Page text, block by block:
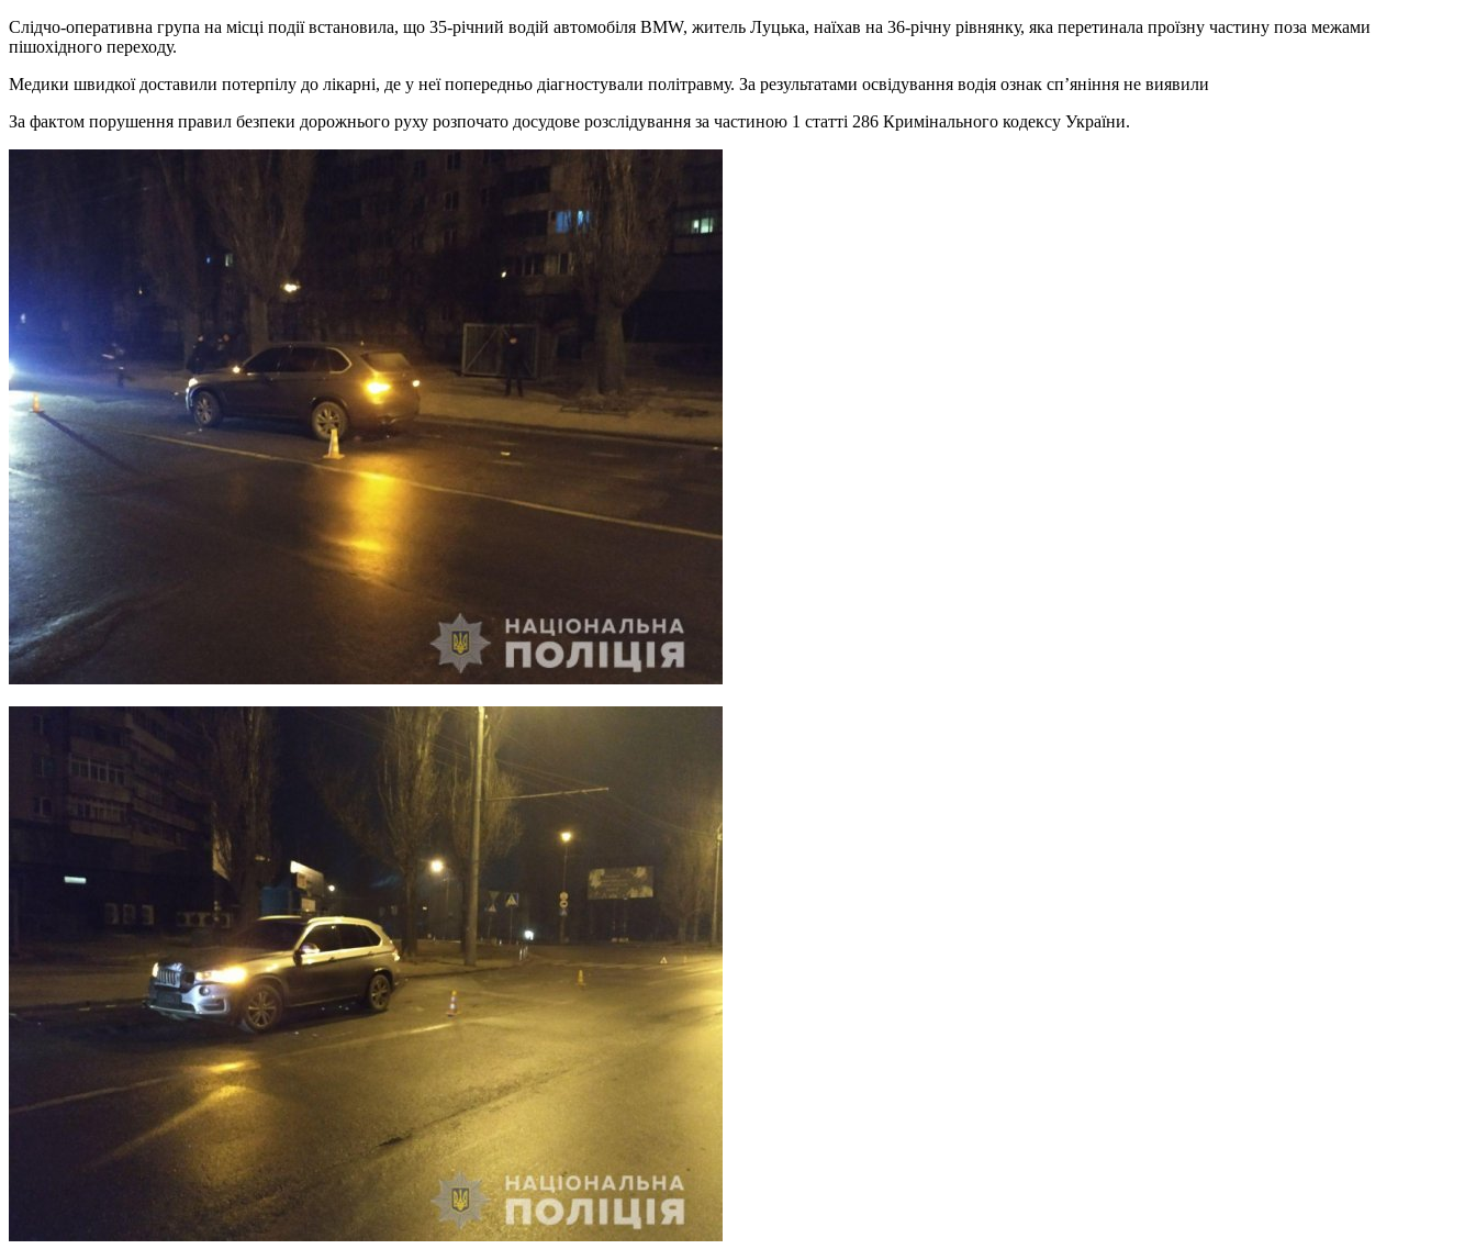
Слідчо-оперативна група на місці події встановила, що 35-річний водій автомобіля BMW, житель Луцька, наїхав на 36-річну рівнянку, яка перетинала проїзну частину поза межами
пішохідного переходу.
Медики швидкої доставили потерпілу до лікарні, де у неї попередньо діагностували політравму. За результатами освідування водія ознак сп’яніння не виявили
За фактом порушення правил безпеки дорожнього руху розпочато досудове розслідування за частиною 1 статті 286 Кримінального кодексу України.